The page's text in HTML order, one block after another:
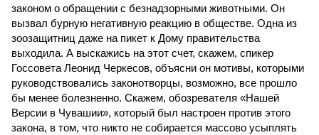
законом о обращении с безнадзорными животными. Он
вызвал бурную негативную реакцию в обществе. Одна из
зоозащитниц даже на пикет к Дому правительства
выходила. А выскажись на этот счет, скажем, спикер
Госсовета Леонид Черкесов, объясни он мотивы, которыми
руководствовались законотворцы, возможно, все прошло
бы менее болезненно. Скажем, обозревателя «Нашей
Версии в Чувашии», который был настроен против этого
закона, в том, что никто не собирается массово усыплять